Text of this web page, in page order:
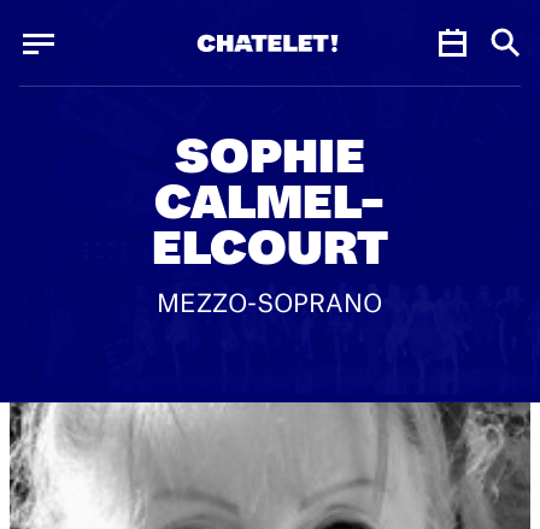
SOPHIE
CALMEL-
ELCOURT
MEZZO-SOPRANO